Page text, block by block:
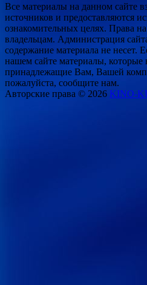
Все материалы на данном сайте
источников и предоставляются
ознакомительных целях. Права
владельцам. Администрация
содержание материала не несет.
нашем сайте материалы, которые
принадлежащие Вам, Вашей
пожалуйста, сообщите нам.
Авторские права © 2026 KINO-